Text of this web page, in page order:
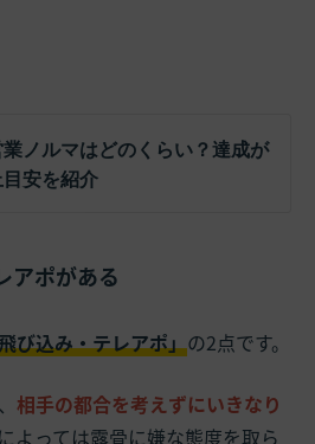
業ノルマはどのくらい？達成が
安を紹介
アポがある
び込み・テレアポ」の2点です。
相手の都合を考えずにいきなり
よっては露骨に嫌な態度を取ら